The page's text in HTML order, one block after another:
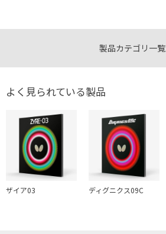
製品カテゴリ一覧
よく見られている製品
ザイア03 ディグニクス09C